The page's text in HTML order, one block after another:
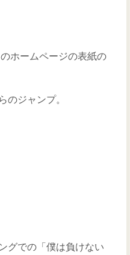
のジャンプ。
グでの「僕は負けない